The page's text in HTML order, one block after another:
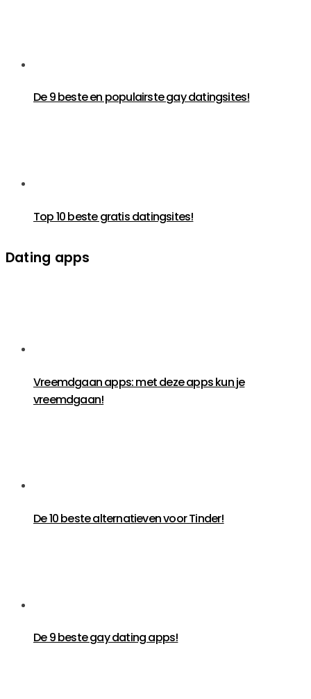
De 9 beste en populairste gay datingsites!
Top 10 beste gratis datingsites!
Dating apps
Vreemdgaan apps: met deze apps kun je
vreemdgaan!
De 10 beste alternatieven voor Tinder!
De 9 beste gay dating apps!